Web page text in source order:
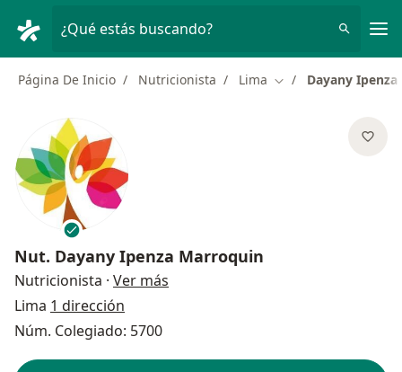
¿Qué estás buscando?
Página De Inicio Nutricionista Lima Cambiar de ciudad
Dayany
Nut. Dayany Ipenza Marroquin
Nutricionista · Ver más
Lima 1 dirección
Núm. Colegiado: 5700